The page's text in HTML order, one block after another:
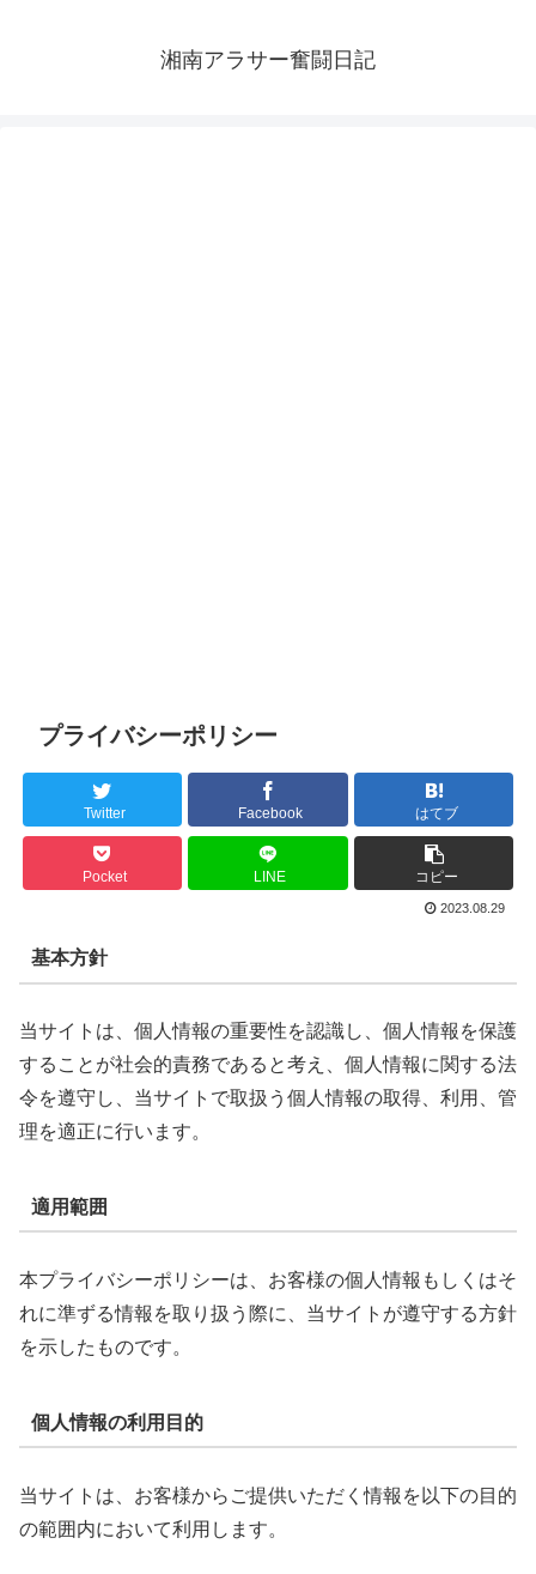
湘南アラサー奮闘日記
プライバシーポリシー
Twitter Facebook はてブ
Pocket LINE コピー
2023.08.29
基本方針
当サイトは、個人情報の重要性を認識し、個人情報を保護
することが社会的責務であると考え、個人情報に関する法
令を遵守し、当サイトで取扱う個人情報の取得、利用、管
理を適正に行います。
適用範囲
本プライバシーポリシーは、お客様の個人情報もしくはそ
れに準ずる情報を取り扱う際に、当サイトが遵守する方針
を示したものです。
個人情報の利用目的
当サイトは、お客様からご提供いただく情報を以下の目的
の範囲内において利用します。